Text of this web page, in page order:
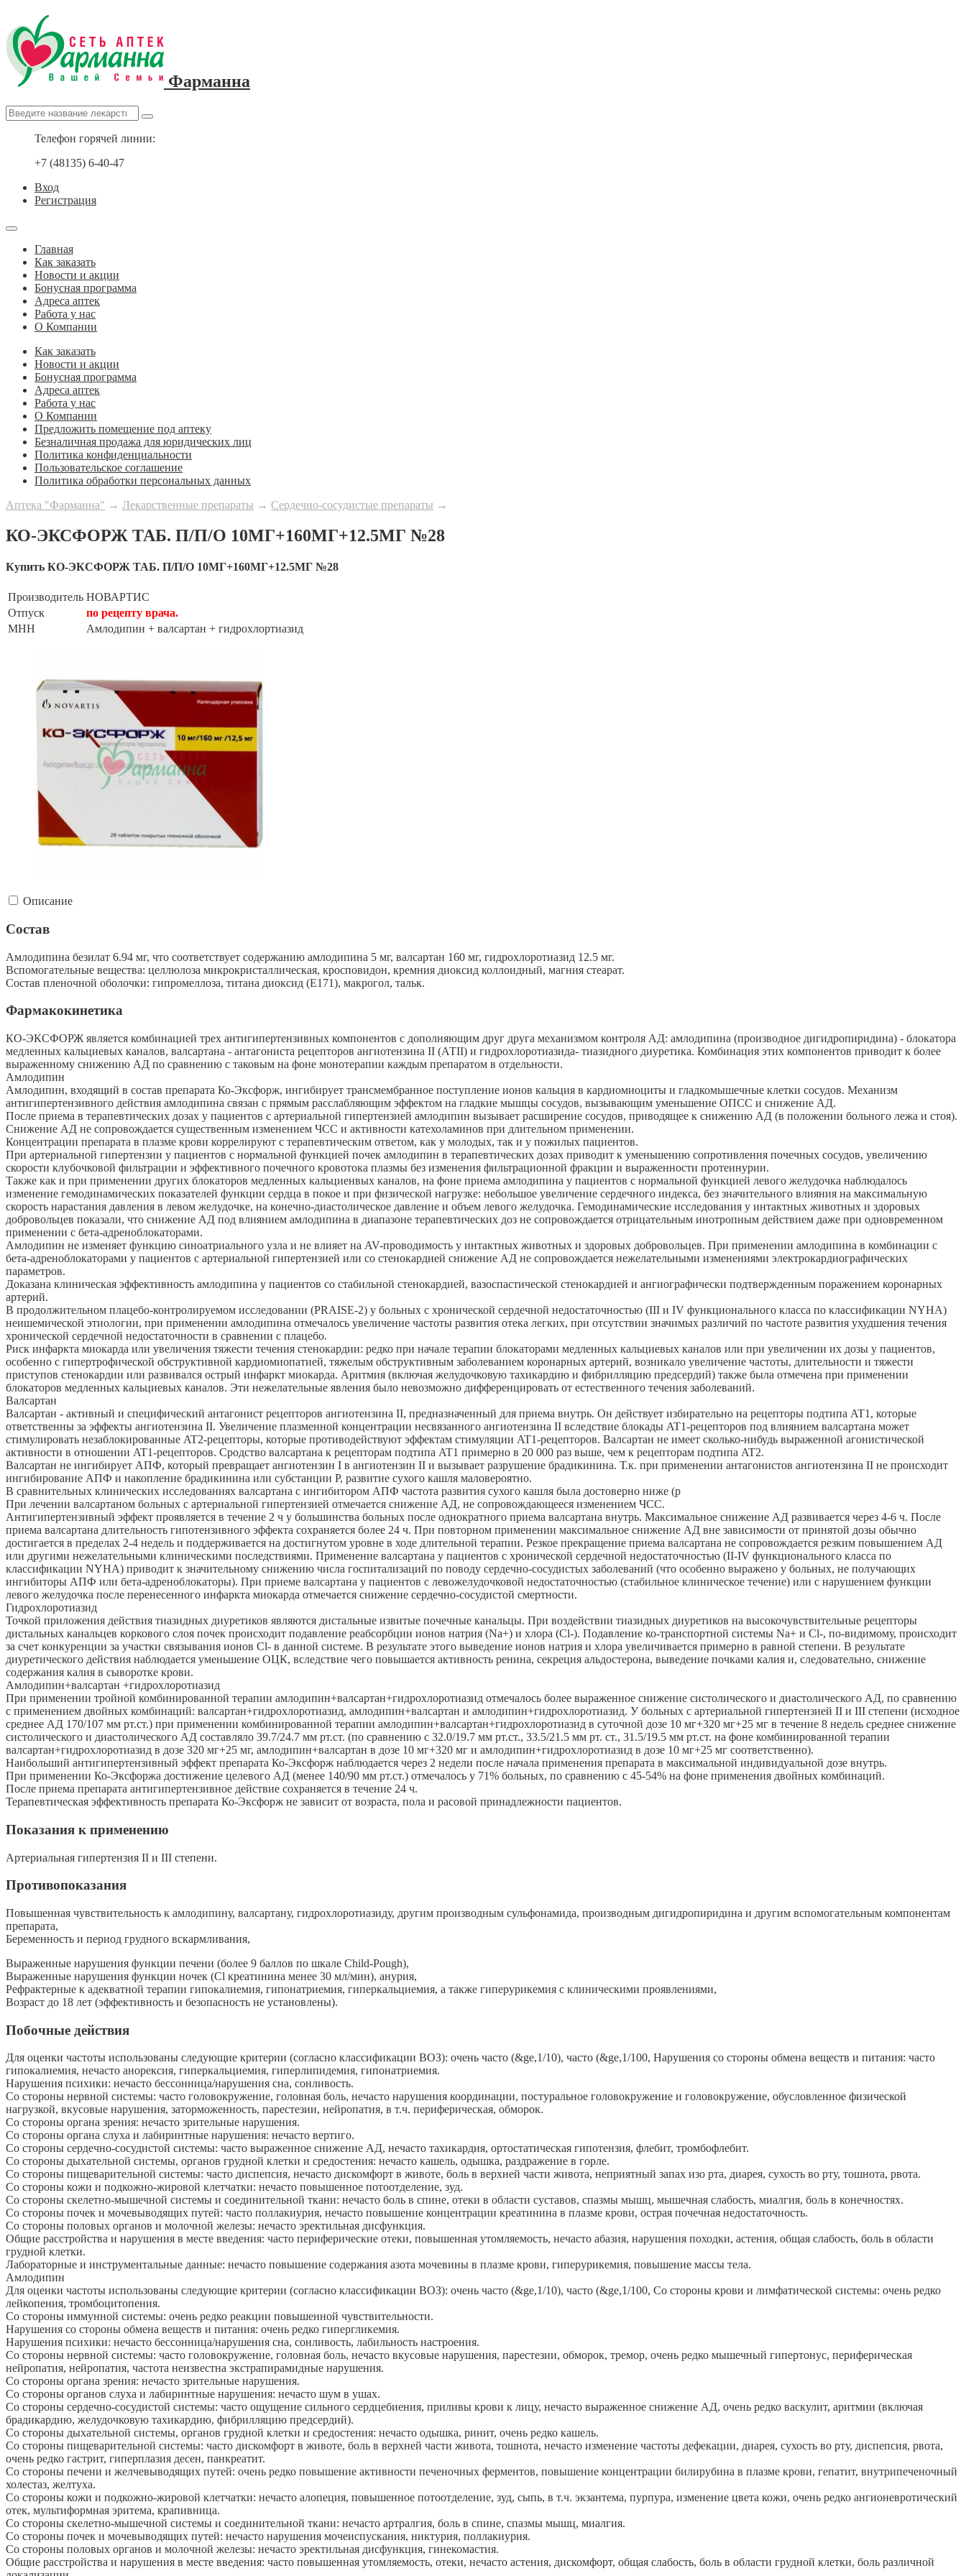
Фарманна
Телефон горячей линии:
+7 (48135) 6-40-47
Вход
Регистрация
Главная
Как заказать
Новости и акции
Бонусная программа
Адреса аптек
Работа у нас
О Компании
Как заказать
Новости и акции
Бонусная программа
Адреса аптек
Работа у нас
О Компании
Предложить помещение под аптеку
Безналичная продажа для юридических лиц
Политика конфиденциальности
Пользовательское соглашение
Политика обработки персональных данных
Аптека "Фарманна" → Лекарственные препараты → Сердечно-сосудистые препараты →
КО-ЭКСФОРЖ ТАБ. П/П/О 10МГ+160МГ+12.5МГ №28
Купить КО-ЭКСФОРЖ ТАБ. П/П/О 10МГ+160МГ+12.5МГ №28
Производитель НОВАРТИС
Отпуск
по рецепту врача.
МНН
Амлодипин + валсартан + гидрохлортиазид
Описание
Состав
Амлодипина безилат 6.94 мг, что соответствует содержанию амлодипина 5 мг, валсартан 160 мг, гидрохлоротиазид 12.5 мг.
Вспомогательные вещества: целлюлоза микрокристаллическая, кросповидон, кремния диоксид коллоидный, магния стеарат.
Состав пленочной оболочки: гипромеллоза, титана диоксид (Е171), макрогол, тальк.
Фармакокинетика
КО-ЭКСФОРЖ является комбинацией трех антигипертензивных компонентов с дополняющим друг друга механизмом контроля АД: амлодипина (производное дигидропиридина) - блокатора
медленных кальциевых каналов, валсартана - антагониста рецепторов ангиотензина II (АТII) и гидрохлоротиазида- тиазидного диуретика. Комбинация этих компонентов приводит к более
выраженному снижению АД по сравнению с таковым на фоне монотерапии каждым препаратом в отдельности.
Амлодипин
Амлодипин, входящий в состав препарата Ко-Эксфорж, ингибирует трансмембранное поступление ионов кальция в кардиомиоциты и гладкомышечные клетки сосудов. Механизм
антигипертензивного действия амлодипина связан с прямым расслабляющим эффектом на гладкие мышцы сосудов, вызывающим уменьшение ОПСС и снижение АД.
После приема в терапевтических дозах у пациентов с артериальной гипертензией амлодипин вызывает расширение сосудов, приводящее к снижению АД (в положении больного лежа и стоя).
Снижение АД не сопровождается существенным изменением ЧСС и активности катехоламинов при длительном применении.
Концентрации препарата в плазме крови коррелируют с терапевтическим ответом, как у молодых, так и у пожилых пациентов.
При артериальной гипертензии у пациентов с нормальной функцией почек амлодипин в терапевтических дозах приводит к уменьшению сопротивления почечных сосудов, увеличению
скорости клубочковой фильтрации и эффективного почечного кровотока плазмы без изменения фильтрационной фракции и выраженности протеинурии.
Также как и при применении других блокаторов медленных кальциенвых каналов, на фоне приема амлодипина у пациентов с нормальной функцией левого желудочка наблюдалось
изменение гемодинамических показателей функции сердца в покое и при физической нагрузке: небольшое увеличение сердечного индекса, без значительного влияния на максимальную
скорость нарастания давления в левом желудочке, на конечно-диастолическое давление и объем левого желудочка. Гемодинамические исследования у интактных животных и здоровых
добровольцев показали, что снижение АД под влиянием амлодипина в диапазоне терапевтических доз не сопровождается отрицательным инотропным действием даже при одновременном
применении с бета-адреноблокаторами.
Амлодипин не изменяет функцию синоатриального узла и не влияет на AV-проводимость у интактных животных и здоровых добровольцев. При применении амлодипина в комбинации с
бета-адреноблокаторами у пациентов с артериальной гипертензией или со стенокардией снижение АД не сопровождается нежелательными изменениями электрокардиографических
параметров.
Доказана клиническая эффективность амлодипина у пациентов со стабильной стенокардией, вазоспастической стенокардией и ангиографически подтвержденным поражением коронарных
артерий.
В продолжительном плацебо-контролируемом исследовании (PRAISE-2) у больных с хронической сердечной недостаточностью (III и IV функционального класса по классификации NYHA)
неишемической этиологии, при применении амлодипина отмечалось увеличение частоты развития отека легких, при отсутствии значимых различий по частоте развития ухудшения течения
хронической сердечной недостаточности в сравнении с плацебо.
Риск инфаркта миокарда или увеличения тяжести течения стенокардии: редко при начале терапии блокаторами медленных кальциевых каналов или при увеличении их дозы у пациентов,
особенно с гипертрофической обструктивной кардиомиопатией, тяжелым обструктивным заболеванием коронарных артерий, возникало увеличение частоты, длительности и тяжести
приступов стенокардии или развивался острый инфаркт миокарда. Аритмия (включая желудочковую тахикардию и фибрилляцию предсердий) также была отмечена при применении
блокаторов медленных кальциевых каналов. Эти нежелательные явления было невозможно дифференцировать от естественного течения заболеваний.
Валсартан
Валсартан - активный и специфический антагонист рецепторов ангиотензина II, предназначенный для приема внутрь. Он действует избирательно на рецепторы подтипа AT1, которые
ответственны за эффекты ангиотензина II. Увеличение плазменной концентрации несвязанного ангиотензина II вследствие блокады AT1-рецепторов под влиянием валсартана может
стимулировать незаблокированные AT2-рецепторы, которые противодействуют эффектам стимуляции AT1-рецепторов. Валсартан не имеет сколько-нибудь выраженной агонистической
активности в отношении AT1-рецепторов. Сродство валсартана к рецепторам подтипа AT1 примерно в 20 000 раз выше, чем к рецепторам подтипа AT2.
Валсартан не ингибирует АПФ, который превращает ангиотензин I в ангиотензин II и вызывает разрушение брадикинина. Т.к. при применении антагонистов ангиотензина II не происходит
ингибирование АПФ и накопление брадикинина или субстанции Р, развитие сухого кашля маловероятно.
В сравнительных клинических исследованиях валсартана с ингибитором АПФ частота развития сухого кашля была достоверно ниже (р
При лечении валсартаном больных с артериальной гипертензией отмечается снижение АД, не сопровождающееся изменением ЧСС.
Антигипертензивный эффект проявляется в течение 2 ч у большинства больных после однократного приема валсартана внутрь. Максимальное снижение АД развивается через 4-6 ч. После
приема валсартана длительность гипотензивного эффекта сохраняется более 24 ч. При повторном применении максимальное снижение АД вне зависимости от принятой дозы обычно
достигается в пределах 2-4 недель и поддерживается на достигнутом уровне в ходе длительной терапии. Резкое прекращение приема валсартана не сопровождается резким повышением АД
или другими нежелательными клиническими последствиями. Применение валсартана у пациентов с хронической сердечной недостаточностью (II-IV функционального класса по
классификации NYHA) приводит к значительному снижению числа госпитализаций по поводу сердечно-сосудистых заболеваний (что особенно выражено у больных, не получающих
ингибиторы АПФ или бета-адреноблокаторы). При приеме валсартана у пациентов с левожелудочковой недостаточностью (стабильное клиническое течение) или с нарушением функции
левого желудочка после перенесенного инфаркта миокарда отмечается снижение сердечно-сосудистой смертности.
Гидрохлоротиазид
Точкой приложения действия тиазидных диуретиков являются дистальные извитые почечные канальцы. При воздействии тиазидных диуретиков на высокочувствительные рецепторы
дистальных канальцев коркового слоя почек происходит подавление реабсорбции ионов натрия (Na+) и хлора (Сl-). Подавление ко-транспортной системы Na+ и Сl-, по-видимому, происходит
за счет конкуренции за участки связывания ионов Сl- в данной системе. В результате этого выведение ионов натрия и хлора увеличивается примерно в равной степени. В результате
диуретического действия наблюдается уменьшение ОЦК, вследствие чего повышается активность ренина, секреция альдостерона, выведение почками калия и, следовательно, снижение
содержания калия в сыворотке крови.
Амлодипин+валсартан +гидрохлоротиазид
При применении тройной комбинированной терапии амлодипин+валсартан+гидрохлоротиазид отмечалось более выраженное снижение систолического и диастолического АД, по сравнению
с применением двойных комбинаций: валсартан+гидрохлоротиазид, амлодипин+валсартан и амлодипин+гидрохлоротиазид. У больных с артериальной гипертензией II и III степени (исходное
среднее АД 170/107 мм рт.ст.) при применении комбинированной терапии амлодипин+валсартан+гидрохлоротиазид в суточной дозе 10 мг+320 мг+25 мг в течение 8 недель среднее снижение
систолического и диастолического АД составляло 39.7/24.7 мм рт.ст. (по сравнению с 32.0/19.7 мм рт.ст., 33.5/21.5 мм рт. ст., 31.5/19.5 мм рт.ст. на фоне комбинированной терапии
валсартан+гидрохлоротиазид в дозе 320 мг+25 мг, амлодипин+валсартан в дозе 10 мг+320 мг и амлодипин+гидрохлоротиазид в дозе 10 мг+25 мг соответственно).
Наибольший антигипертензивный эффект препарата Ко-Эксфорж наблюдается через 2 недели после начала применения препарата в максимальной индивидуальной дозе внутрь.
При применении Ко-Эксфоржа достижение целевого АД (менее 140/90 мм рт.ст.) отмечалось у 71% больных, по сравнению с 45-54% на фоне применения двойных комбинаций.
После приема препарата антигипертензивное действие сохраняется в течение 24 ч.
Терапевтическая эффективность препарата Ко-Эксфорж не зависит от возраста, пола и расовой принадлежности пациентов.
Показания к применению
Артериальная гипертензия II и III степени.
Противопоказания
Повышенная чувствительность к амлодипину, валсартану, гидрохлоротиазиду, другим производным сульфонамида, производным дигидропиридина и другим вспомогательным компонентам
препарата,
Беременность и период грудного вскармливания,
Выраженные нарушения функции печени (более 9 баллов по шкале Child-Pough),
Выраженные нарушения функции ночек (Cl креатинина менее 30 мл/мин), анурия,
Рефрактерные к адекватной терапии гипокалиемия, гипонатриемия, гиперкальциемия, а также гиперурикемия с клиническими проявлениями,
Возраст до 18 лет (эффективность и безопасность не установлены).
Побочные действия
Для оценки частоты использованы следующие критерии (согласно классификации ВОЗ): очень часто (&ge,1/10), часто (&ge,1/100, Нарушения со стороны обмена веществ и питания: часто
гипокалиемия, нечасто анорексия, гиперкальциемия, гиперлипидемия, гипонатриемия.
Нарушения психики: нечасто бессонница/нарушения сна, сонливость.
Со стороны нервной системы: часто головокружение, головная боль, нечасто нарушения координации, постуральное головокружение и головокружение, обусловленное физической
нагрузкой, вкусовые нарушения, заторможенность, парестезии, нейропатия, в т.ч. периферическая, обморок.
Со стороны органа зрения: нечасто зрительные нарушения.
Со стороны органа слуха и лабиринтные нарушения: нечасто вертиго.
Со стороны сердечно-сосудистой системы: часто выраженное снижение АД, нечасто тахикардия, ортостатическая гипотензия, флебит, тромбофлебит.
Со стороны дыхательной системы, органов грудной клетки и средостения: нечасто кашель, одышка, раздражение в горле.
Со стороны пищеварительной системы: часто диспепсия, нечасто дискомфорт в животе, боль в верхней части живота, неприятный запах изо рта, диарея, сухость во рту, тошнота, рвота.
Со стороны кожи и подкожно-жировой клетчатки: нечасто повышенное потоотделение, зуд.
Со стороны скелетно-мышечной системы и соединительной ткани: нечасто боль в спине, отеки в области суставов, спазмы мышц, мышечная слабость, миалгия, боль в конечностях.
Со стороны почек и мочевыводящих путей: часто поллакиурия, нечасто повышение концентрации креатинина в плазме крови, острая почечная недостаточность.
Со стороны половых органов и молочной железы: нечасто эректильная дисфункция.
Общие расстройства и нарушения в месте введения: часто периферические отеки, повышенная утомляемость, нечасто абазия, нарушения походки, астения, общая слабость, боль в области
грудной клетки.
Лабораторные и инструментальные данные: нечасто повышение содержания азота мочевины в плазме крови, гиперурикемия, повышение массы тела.
Амлодипин
Для оценки частоты использованы следующие критерии (согласно классификации ВОЗ): очень часто (&ge,1/10), часто (&ge,1/100, Со стороны крови и лимфатической системы: очень редко
лейкопения, тромбоцитопения.
Со стороны иммунной системы: очень редко реакции повышенной чувствительности.
Нарушения со стороны обмена веществ и питания: очень редко гипергликемия.
Нарушения психики: нечасто бессонница/нарушения сна, сонливость, лабильность настроения.
Со стороны нервной системы: часто головокружение, головная боль, нечасто вкусовые нарушения, парестезии, обморок, тремор, очень редко мышечный гипертонус, периферическая
нейропатия, нейропатия, частота неизвестна экстрапирамидные нарушения.
Со стороны органа зрения: нечасто зрительные нарушения.
Со стороны органов слуха и лабиринтные нарушения: нечасто шум в ушах.
Со стороны сердечно-сосудистой системы: часто ощущение сильного сердцебиения, приливы крови к лицу, нечасто выраженное снижение АД, очень редко васкулит, аритмии (включая
брадикардию, желудочковую тахикардию, фибрилляцию предсердий).
Со стороны дыхательной системы, органов грудной клетки и средостения: нечасто одышка, ринит, очень редко кашель.
Со стороны пищеварительной системы: часто дискомфорт в животе, боль в верхней части живота, тошнота, нечасто изменение частоты дефекации, диарея, сухость во рту, диспепсия, рвота,
очень редко гастрит, гиперплазия десен, панкреатит.
Со стороны печени и желчевыводящих путей: очень редко повышение активности печеночных ферментов, повышение концентрации билирубина в плазме крови, гепатит, внутрипеченочный
холестаз, желтуха.
Со стороны кожи и подкожно-жировой клетчатки: нечасто алопеция, повышенное потоотделение, зуд, сыпь, в т.ч. экзантема, пурпура, изменение цвета кожи, очень редко ангионевротический
отек, мультиформная эритема, крапивница.
Со стороны скелетно-мышечной системы и соединительной ткани: нечасто артралгия, боль в спине, спазмы мышц, миалгия.
Со стороны почек и мочевыводящих путей: нечасто нарушения мочеиспускания, никтурия, поллакиурия.
Со стороны половых органов и молочной железы: нечасто эректильная дисфункция, гинекомастия.
Общие расстройства и нарушения в месте введения: часто повышенная утомляемость, отеки, нечасто астения, дискомфорт, общая слабость, боль в области грудной клетки, боль различной